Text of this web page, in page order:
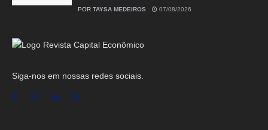
POR TAYSA MEDEIROS 07/08/2026
Siga-nos em nossas redes sociais.